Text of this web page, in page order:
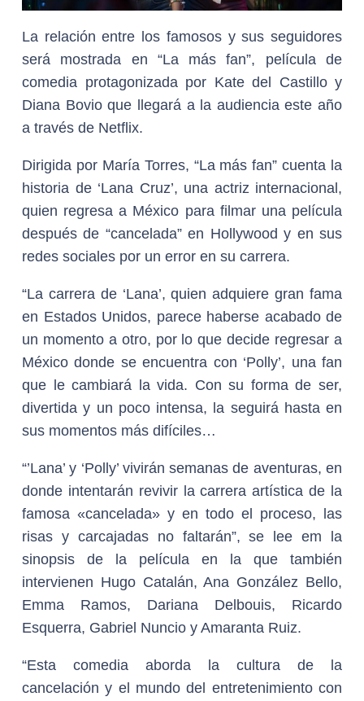
La relación entre los famosos y sus seguidores
será mostrada en “La más fan”, película de
comedia protagonizada por Kate del Castillo y
Diana Bovio que llegará a la audiencia este año
a través de Netflix.
Dirigida por María Torres, “La más fan” cuenta la
historia de ‘Lana Cruz’, una actriz internacional,
quien regresa a México para filmar una película
después de “cancelada” en Hollywood y en sus
redes sociales por un error en su carrera.
“La carrera de ‘Lana’, quien adquiere gran fama
en Estados Unidos, parece haberse acabado de
un momento a otro, por lo que decide regresar a
México donde se encuentra con ‘Polly’, una fan
que le cambiará la vida. Con su forma de ser,
divertida y un poco intensa, la seguirá hasta en
sus momentos más difíciles…
“’Lana’ y ‘Polly’ vivirán semanas de aventuras, en
donde intentarán revivir la carrera artística de la
famosa «cancelada» y en todo el proceso, las
risas y carcajadas no faltarán”, se lee em la
sinopsis de la película en la que también
intervienen Hugo Catalán, Ana González Bello,
Emma Ramos, Dariana Delbouis, Ricardo
Esquerra, Gabriel Nuncio y Amaranta Ruiz.
“Esta comedia aborda la cultura de la
cancelación y el mundo del entretenimiento con